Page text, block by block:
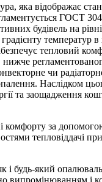
яка відображає
ГОСТ
будівель на
температур
тепловий
нижче
чи
Наслідком
та заощадження
комфорту за
тепловіддачі
і будь-який
випромінюванням і